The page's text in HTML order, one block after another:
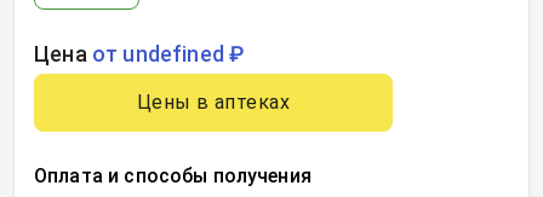
Цена от undefined ₽
Цены в аптеках
Оплата и способы получения